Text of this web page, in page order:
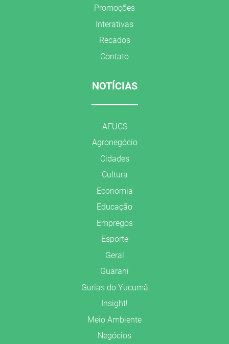
Promoções
Interativas
Recados
Contato
NOTÍCIAS
AFUCS
Agronegócio
Cidades
Cultura
Economia
Educação
Empregos
Esporte
Geral
Guarani
Gurias do Yucumã
Insight!
Meio Ambiente
Negócios